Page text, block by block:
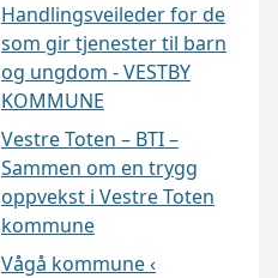
Handlingsveileder for de
som gir tjenester til barn
og ungdom - VESTBY
KOMMUNE
Vestre Toten – BTI –
Sammen om en trygg
oppvekst i Vestre Toten
kommune
Vågå kommune ‹